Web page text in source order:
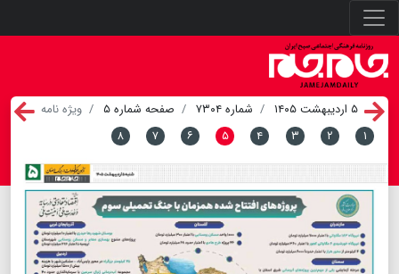
۵ اردیبهشت ۱۴۰۵ شماره ۷۳۰۴ صفحه شماره ۵
ویژه نامه
۱
۲ ۳ ۴ ۵ ۶ ۷ ۸